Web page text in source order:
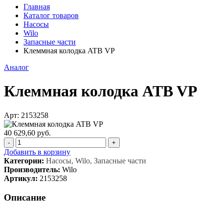
Главная
Каталог товаров
Насосы
Wilo
Запасные части
Клеммная колодка ATB VP
Аналог
Клеммная колодка ATB VP
Арт: 2153258
40 629,60 руб.
- +
Добавить в корзину
Категории: Насосы, Wilo, Запасные части
Производитель: Wilo
Артикул: 2153258
Описание